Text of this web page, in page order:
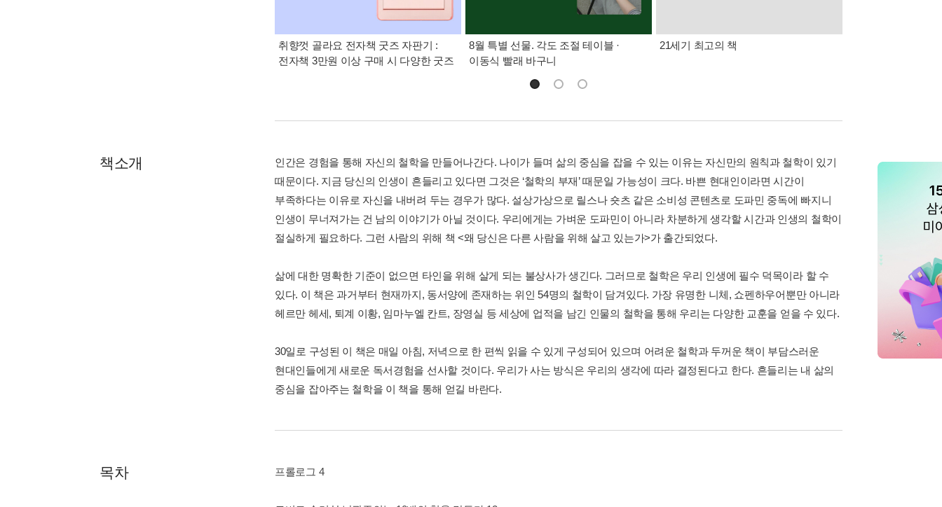
취향껏 골라요 전자책 굿즈 자판기 :
전자책 3만원 이상 구매 시 다양한 굿즈
8월 특별 선물. 각도 조절 테이블 ·
이동식 빨래 바구니
21세기 최고의 책
책소개
인간은 경험을 통해 자신의 철학을 만들어나간다. 나이가 들며 삶의 중심을 잡을 수 있는 이유는 자신만의 원칙과 철학이 있기
때문이다. 지금 당신의 인생이 흔들리고 있다면 그것은 ‘철학의 부재’ 때문일 가능성이 크다. 바쁜 현대인이라면 시간이
부족하다는 이유로 자신을 내버려 두는 경우가 많다. 설상가상으로 릴스나 숏츠 같은 소비성 콘텐츠로 도파민 중독에 빠지니
인생이 무너져가는 건 남의 이야기가 아닐 것이다. 우리에게는 가벼운 도파민이 아니라 차분하게 생각할 시간과 인생의 철학이
절실하게 필요하다. 그런 사람의 위해 책 <왜 당신은 다른 사람을 위해 살고 있는가>가 출간되었다.
삶에 대한 명확한 기준이 없으면 타인을 위해 살게 되는 불상사가 생긴다. 그러므로 철학은 우리 인생에 필수 덕목이라 할 수
있다. 이 책은 과거부터 현재까지, 동서양에 존재하는 위인 54명의 철학이 담겨있다. 가장 유명한 니체, 쇼펜하우어뿐만 아니라
헤르만 헤세, 퇴계 이황, 임마누엘 칸트, 장영실 등 세상에 업적을 남긴 인물의 철학을 통해 우리는 다양한 교훈을 얻을 수 있다.
30일로 구성된 이 책은 매일 아침, 저녁으로 한 편씩 읽을 수 있게 구성되어 있으며 어려운 철학과 두꺼운 책이 부담스러운
현대인들에게 새로운 독서경험을 선사할 것이다. 우리가 사는 방식은 우리의 생각에 따라 결정된다고 한다. 흔들리는 내 삶의
중심을 잡아주는 철학을 이 책을 통해 얻길 바란다.
목차 프롤로그 4